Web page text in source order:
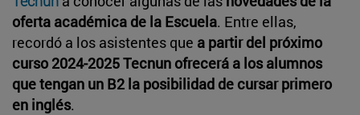
oferta académica de la Escuela. Entre ellas,
recordó a los asistentes que a partir del próximo
curso 2024-2025 Tecnun ofrecerá a los alumnos
que tengan un B2 la posibilidad de cursar primero
en inglés.